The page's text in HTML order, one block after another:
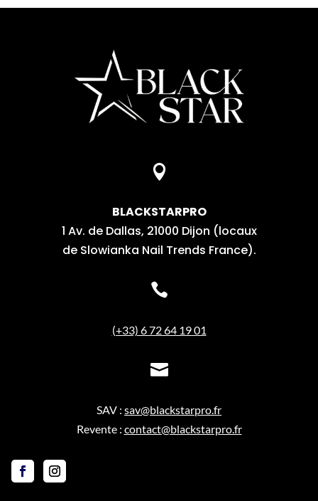

BLACKSTARPRO
1 Av. de Dallas, 21000 Dijon (locaux
de Slowianka Nail Trends France).

(+33) 6 72 64 19 01

SAV : sav@blackstarpro.fr
Revente : contact@blackstarpro.fr